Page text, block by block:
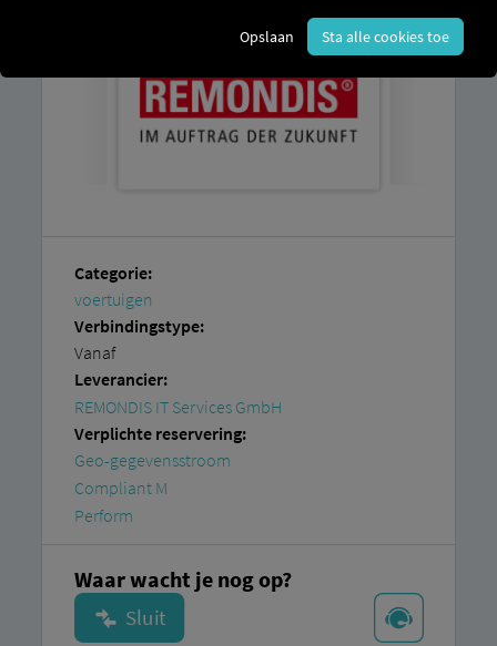
Categorie:
voertuigen
Verbindingstype:
Vanaf
Leverancier:
REMONDIS IT Services GmbH
Verplichte reservering:
Geo-gegevensstroom
Compliant M
Perform
Waar wacht je nog op?
Opslaan Sta alle cookies toe